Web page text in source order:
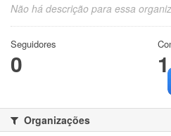
Não há descrição para essa
Seguidores
0 1
Organizações